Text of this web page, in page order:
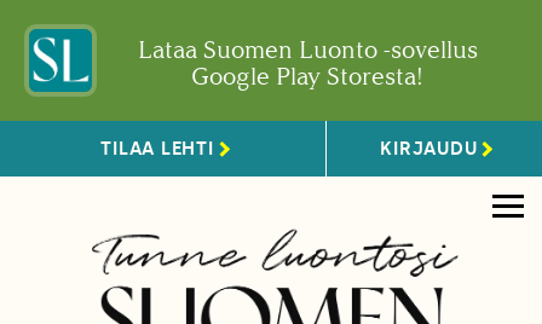
Lataa Suomen Luonto -sovellus
Google Play Storesta!
TILAA LEHTI KIRJAUDU